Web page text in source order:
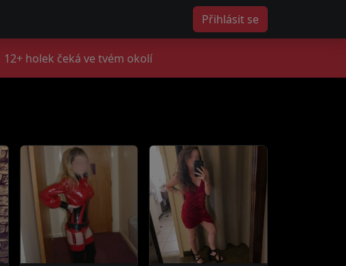
Přihlásit se
12+ holek čeká ve tvém okolí